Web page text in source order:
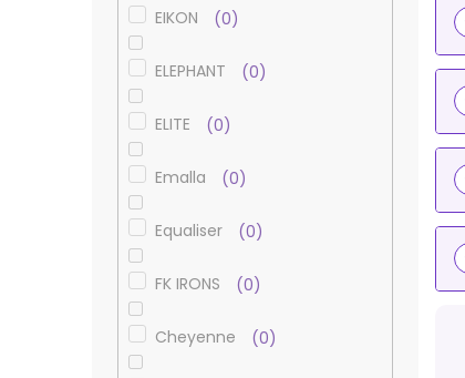
EIKON 0
ELEPHANT 0
ELITE 0
Emalla 0
Equaliser 0
FK IRONS 0
Cheyenne 0